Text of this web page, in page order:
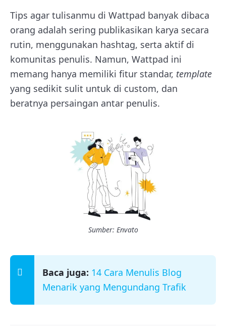
Tips agar tulisanmu di Wattpad banyak dibaca
orang adalah sering publikasikan karya secara
rutin, menggunakan hashtag, serta aktif di
komunitas penulis. Namun, Wattpad ini
memang hanya memiliki fitur standar, template
yang sedikit sulit untuk di custom, dan
beratnya persaingan antar penulis.
Sumber: Envato
Baca juga: 14 Cara Menulis Blog
Menarik yang Mengundang Trafik